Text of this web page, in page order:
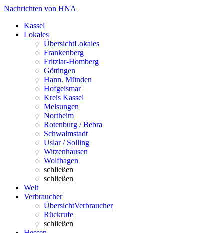
Nachrichten von HNA
Kassel
Lokales
ÜbersichtLokales
Frankenberg
Fritzlar-Homberg
Göttingen
Hann. Münden
Hofgeismar
Kreis Kassel
Melsungen
Northeim
Rotenburg / Bebra
Schwalmstadt
Uslar / Solling
Witzenhausen
Wolfhagen
schließen
schließen
Welt
Verbraucher
ÜbersichtVerbraucher
Rückrufe
schließen